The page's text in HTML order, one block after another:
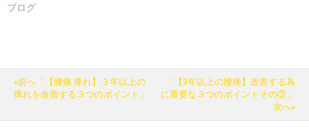
ブログ
«前へ「【腰痛 痺れ】３年以上の
痺れを改善する３つのポイント」
「【3年以上の腰痛】改善する為
に重要な３つのポイントその③」
次へ»